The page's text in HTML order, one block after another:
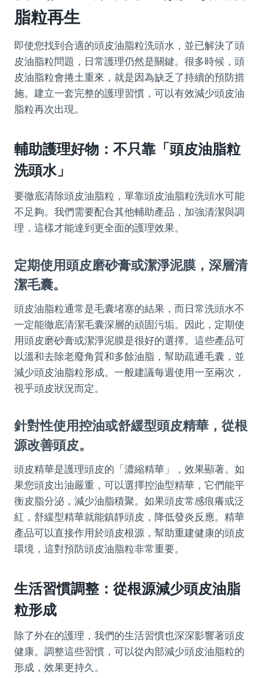
脂粒再生
即使您找到合適的頭皮油脂粒洗頭水，並已解決了頭
皮油脂粒問題，日常護理仍然是關鍵。很多時候，頭
皮油脂粒會捲土重來，就是因為缺乏了持續的預防措
施。建立一套完整的護理習慣，可以有效減少頭皮油
脂粒再次出現。
輔助護理好物：不只靠「頭皮油脂粒
洗頭水」
要徹底清除頭皮油脂粒，單靠頭皮油脂粒洗頭水可能
不足夠。我們需要配合其他輔助產品，加強清潔與調
理，這樣才能達到更全面的護理效果。
定期使用頭皮磨砂膏或潔淨泥膜，深層清
潔毛囊。
頭皮油脂粒通常是毛囊堵塞的結果，而日常洗頭水不
一定能徹底清潔毛囊深層的頑固污垢。因此，定期使
用頭皮磨砂膏或潔淨泥膜是很好的選擇。這些產品可
以溫和去除老廢角質和多餘油脂，幫助疏通毛囊，並
減少頭皮油脂粒形成。一般建議每週使用一至兩次，
視乎頭皮狀況而定。
針對性使用控油或舒緩型頭皮精華，從根
源改善頭皮。
頭皮精華是護理頭皮的「濃縮精華」，效果顯著。如
果您頭皮出油嚴重，可以選擇控油型精華，它們能平
衡皮脂分泌，減少油脂積聚。如果頭皮常感痕癢或泛
紅，舒緩型精華就能鎮靜頭皮，降低發炎反應。精華
產品可以直接作用於頭皮根源，幫助重建健康的頭皮
環境，這對預防頭皮油脂粒非常重要。
生活習慣調整：從根源減少頭皮油脂
粒形成
除了外在的護理，我們的生活習慣也深深影響著頭皮
健康。調整這些習慣，可以從內部減少頭皮油脂粒的
形成，效果更持久。